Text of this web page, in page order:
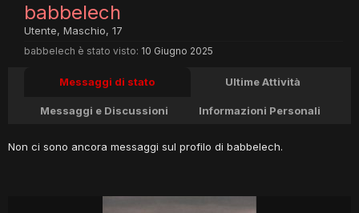
babbelech
Utente, Maschio, 17
babbelech è stato visto: 10 Giugno 2025
Messaggi di stato Ultime Attività
Messaggi e Discussioni Informazioni Personali
Non ci sono ancora messaggi sul profilo di babbelech.